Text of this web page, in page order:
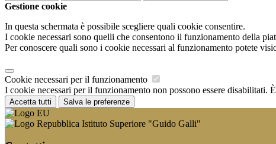
Gestione cookie
In questa schermata è possibile scegliere quali cookie consentire.
I cookie necessari sono quelli che consentono il funzionamento della
Per conoscere quali sono i cookie necessari al funzionamento potete
Cookie necessari per il funzionamento
I cookie necessari per il funzionamento non possono essere
Accetta tutti Salva le preferenze
Istituto Superiore "Guido Galli"